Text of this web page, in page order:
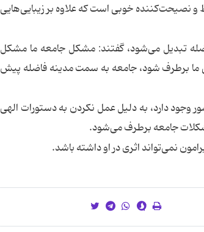
و نصیحت‌کننده خوبی است که علاوه بر زیبایی‌هایی
تبدیل می‌شود، گفتند: مشکل جامعه‌ ما مشکل
برطرف شود،‌ جامعه به سمت مدینه فاضله پیش
وجود دارد، به دلیل عمل نکردن به دستورات الهی
جامعه برطرف می‌شود.
نمی‌تواند اثری در او داشته باشد.